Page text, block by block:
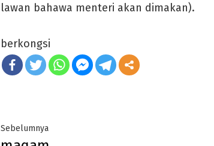
lawan bahawa menteri akan dimakan).
berkongsi
Post
SebelumnyaPrevious